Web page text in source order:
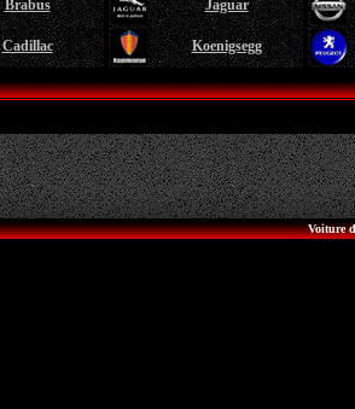
Brabus
Cadillac
Jaguar
Koenigsegg
Voiture